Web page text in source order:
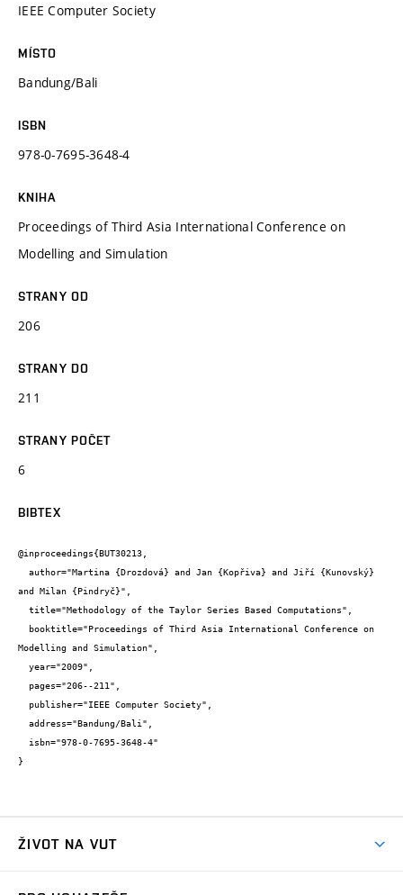
IEEE Computer Society
MÍSTO
Bandung/Bali
ISBN
978-0-7695-3648-4
KNIHA
Proceedings of Third Asia International Conference on
Modelling and Simulation
STRANY OD
206
STRANY DO
211
STRANY POČET
6
BIBTEX
@inproceedings{BUT30213,
and Milan {Pindryč}",
Modelling and Simulation",
}
ŽIVOT NA VUT